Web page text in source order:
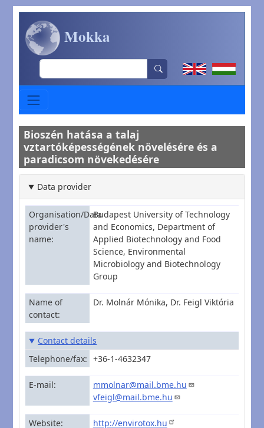
Skip to main content
Mokka
Search
Bioszén hatása a talaj
vztartóképességének növelésére és a
paradicsom növekedésére
Data provider
Organisation/Data
provider's
name
Budapest University of Technology
and Economics, Department of
Applied Biotechnology and Food
Science, Environmental
Microbiology and Biotechnology
Group
Name of
contact
Dr. Molnár Mónika, Dr. Feigl Viktória
Contact details
Telephone/fax
+36-1-4632347
E-mail
mmolnar@mail.bme.hu
vfeigl@mail.bme.hu
Website http://envirotox.hu